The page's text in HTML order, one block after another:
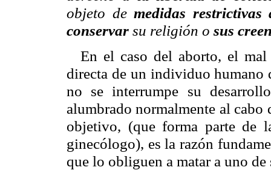
objeto demedidas
conservar su religión o sus
En el caso del aborto, el
directa de un individuo humano
no se interrumpe su
alumbrado normalmente al cabo
objetivo, (que forma parte de
ginecólogo), es la razón
que lo obliguen a matar a uno de